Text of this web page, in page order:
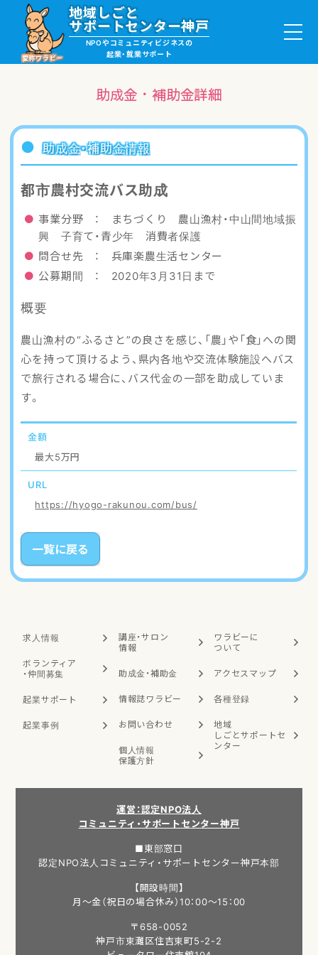
愛称ワラビー
地域しごと
サポートセンター神戸
NPOやコミュニティビジネスの
起業・就業サポート
就職・ボランティア情報
講座・サロン情報
助成金・補助金情報
ご登録・お問い合わせ
助成金・補助金詳細
助成金・補助金情報
都市農村交流バス助成
事業分野 ： まちづくり 農山漁村・中山間地域振
興 子育て・青少年 消費者保護
問合せ先 ： 兵庫楽農生活センター
公募期間 ： 2020年3月31日まで
概要
農山漁村の“ふるさと”の良さを感じ、「農」や「食」への関
心を持って頂けるよう、県内各地や交流体験施設へバス
で旅行される場合に、バス代金の一部を助成していま
す。
金額
最大5万円
URL
https://hyogo-rakunou.com/bus/
一覧に戻る
求人情報
ボランティア
・仲間募集
起業サポート
起業事例
講座・サロン
情報
助成金・補助金
情報誌ワラビー
お問い合わせ
個人情報
保護方針
ワラビーに
ついて
アクセスマップ
各種登録
地域
しごとサポートセ
ンター
運営：認定NPO法人
コミュニティ・サポートセンター神戸
■東部窓口
認定NPO法人コミュニティ・サポートセンター神戸本部
【開設時間】
月～金（祝日の場合休み）10：00～15：00
〒658-0052
神戸市東灘区住吉東町5-2-2